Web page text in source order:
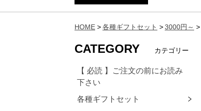
HOME 各種ギフトセット 3000円～
CATEGORY カテゴリー
【 必読 】ご注文の前にお読み
下さい
各種ギフトセット